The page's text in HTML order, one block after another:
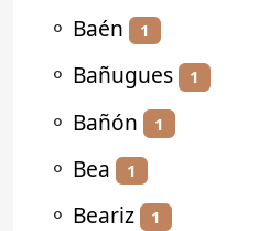
⚬ Baén 1
⚬ Bañugues 1
⚬ Bañón 1
⚬ Bea 1
⚬ Beariz 1